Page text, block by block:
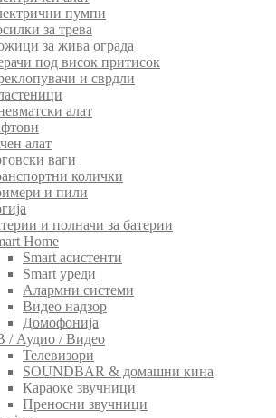
пумпи
за трева
за жива ограда
под висок притисок
и сврдли
алат
алат
ваги
колички
и пили
и полначи за батерии
Home
Smart асистенти
Smart уреди
Алармни системи
Видео надзор
Домофонија
/ Аудио / Видео
Телевизори
SOUNDBAR & домашни кина
Караоке звучници
Преносни звучници